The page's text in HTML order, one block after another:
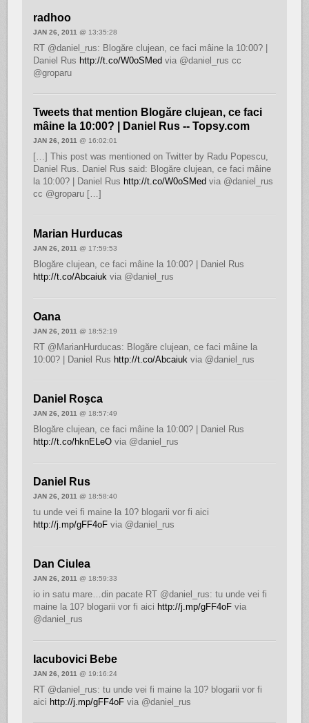
radhoo
JAN 26, 2011 @ 13:35:28
RT @daniel_rus: Blogăre clujean, ce faci mâine la 10:00? |
Daniel Rus http://t.co/W0oSMed via @daniel_rus cc
@groparu
Tweets that mention Blogăre clujean, ce faci
mâine la 10:00? | Daniel Rus -- Topsy.com
JAN 26, 2011@ 16:02:01
[…] This post was mentioned on Twitter by Radu Popescu,
Daniel Rus. Daniel Rus said: Blogăre clujean, ce faci mâine
la 10:00? | Daniel Rus http://t.co/W0oSMed via @daniel_rus
cc @groparu […]
Marian Hurducas
JAN 26, 2011 @ 17:59:53
Blogăre clujean, ce faci mâine la 10:00? | Daniel Rus
http://t.co/Abcaiukvia @daniel_rus
Oana
JAN 26, 2011 @ 18:52:19
RT @MarianHurducas: Blogăre clujean, ce faci mâine la
10:00? | Daniel Rus http://t.co/Abcaiuk via @daniel_rus
Daniel Roşca
JAN 26, 2011 @ 18:57:49
Blogăre clujean, ce faci mâine la 10:00? | Daniel Rus
http://t.co/hknELeOvia @daniel_rus
Daniel Rus
JAN 26, 2011 @ 18:58:40
tu unde vei fi maine la 10? blogarii vor fi aici
http://j.mp/gFF4oFvia @daniel_rus
Dan Ciulea
JAN 26, 2011@ 18:59:33
io in satu mare…din pacate RT @daniel_rus: tu unde vei fi
maine la 10? blogarii vor fi aici http://j.mp/gFF4oFvia
@daniel_rus
Iacubovici Bebe
JAN 26, 2011 @ 19:16:24
RT @daniel_rus: tu unde vei fi maine la 10? blogarii vor fi
aici http://j.mp/gFF4oFvia @daniel_rus